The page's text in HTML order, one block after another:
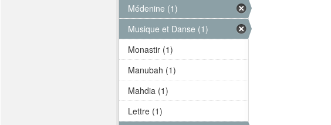
Médenine (1)
Musique et Danse (1)
Monastir (1)
Manubah (1)
Mahdia (1)
Lettre (1)